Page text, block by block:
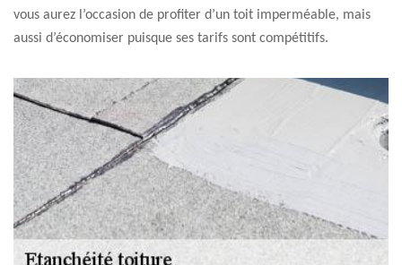
vous aurez l’occasion de profiter d’un toit imperméable, mais
aussi d’économiser puisque ses tarifs sont compétitifs.